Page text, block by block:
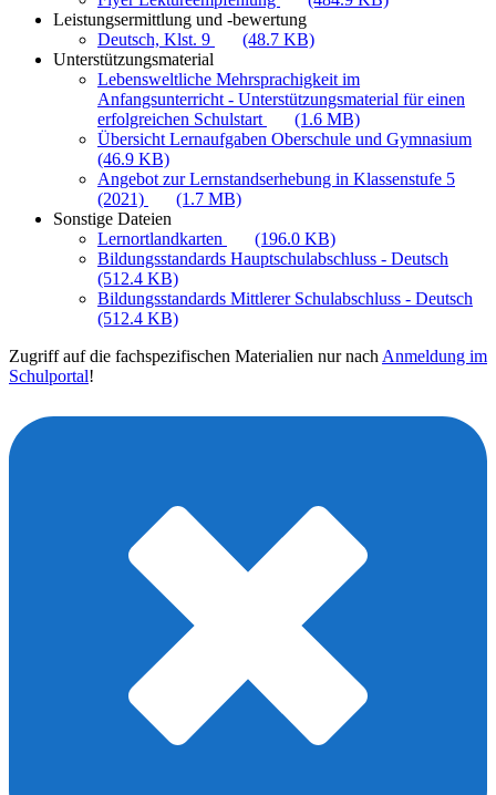
Leistungsermittlung und -bewertung
Deutsch, Klst. 9
(48.7 KB)
Unterstützungsmaterial
Lebensweltliche Mehrsprachigkeit im
Anfangsunterricht - Unterstützungsmaterial für einen
erfolgreichen Schulstart
(1.6 MB)
Übersicht Lernaufgaben Oberschule und Gymnasium
(46.9 KB)
Angebot zur Lernstandserhebung in Klassenstufe 5
(2021)
(1.7 MB)
Sonstige Dateien
Lernortlandkarten
(196.0 KB)
Bildungsstandards Hauptschulabschluss - Deutsch
(512.4 KB)
Bildungsstandards Mittlerer Schulabschluss - Deutsch
(512.4 KB)
Zugriff auf die fachspezifischen Materialien nur nach Anmeldung im
Schulportal!